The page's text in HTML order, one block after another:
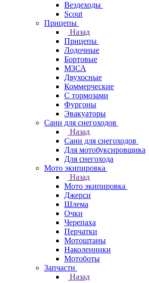
Вездеходы
Scout
Прицепы
Назад
Прицепы
Лодочные
Бортовые
МЗСА
Двухосные
Коммерческие
С тормозами
Фургоны
Эвакуаторы
Сани для снегоходов
Назад
Сани для снегоходов
Для мотобуксировщика
Для снегохода
Мото экипировка
Назад
Мото экипировка
Джерси
Шлема
Очки
Черепаха
Перчатки
Мотоштаны
Наколенники
Мотоботы
Запчасти
Назад